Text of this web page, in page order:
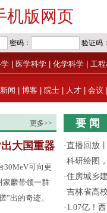
机版网页
医学科学 化学科学 工
新闻 博客 院士 人才 会议
更多>>
大国重器
30MeV可向更
家麟带领一群
”出的奇迹。
要 闻
·直播回放
·科研绘图
·住房城乡
·吉林省高
· 1.07亿！